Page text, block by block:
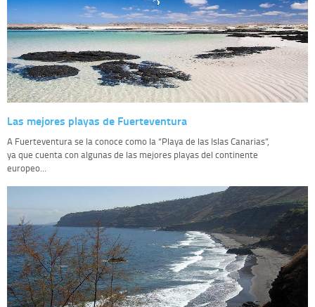
Las mejores playas de Fuerteventura
A Fuerteventura se la conoce como la “Playa de las Islas Canarias”,
ya que cuenta con algunas de las mejores playas del continente
europeo...